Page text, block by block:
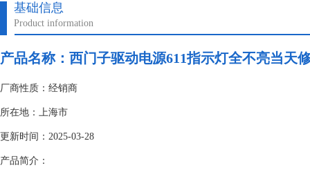
基础信息
Product information
产品名称： 西门子驱动电源611指示灯全不亮当天
厂商性质：经销商
所在地：上海市
更新时间：2025-03-28
产品简介：